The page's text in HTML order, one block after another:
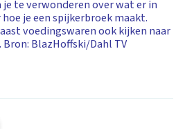
te verwonderen over wat er in
je een spijkerbroek maakt.
voedingswaren ook kijken naar
BlazHoffski/Dahl TV